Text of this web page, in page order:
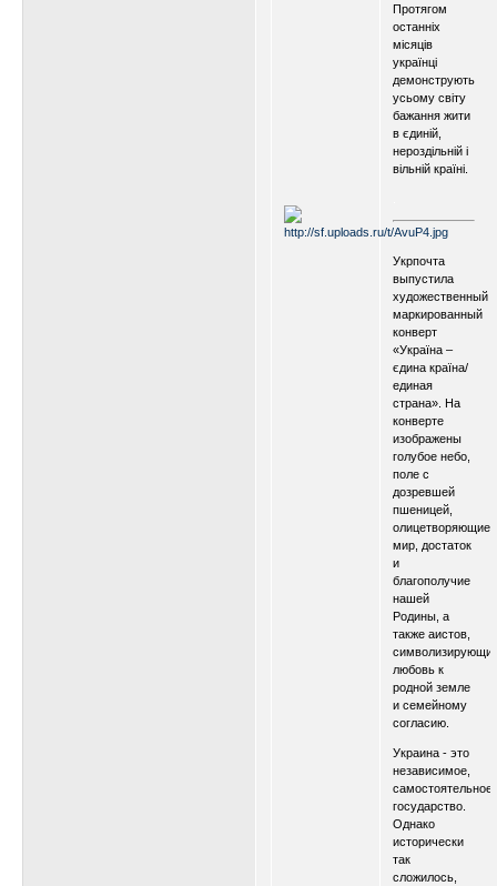
Протягом
останніх
місяців
українці
демонструють
усьому світу
бажання жити
в єдиній,
нероздільній і
вільній країні.
.
Укрпочта
выпустила
художественный
маркированный
конверт
«Україна –
єдина країна/
единая
страна». На
конверте
изображены
голубое небо,
поле с
дозревшей
пшеницей,
олицетворяющие
мир, достаток
и
благополучие
нашей
Родины, а
также аистов,
любовь к
родной земле
и семейному
согласию.
Украина - это
независимое,
самостоятельное
государство.
Однако
исторически
так
сложилось,